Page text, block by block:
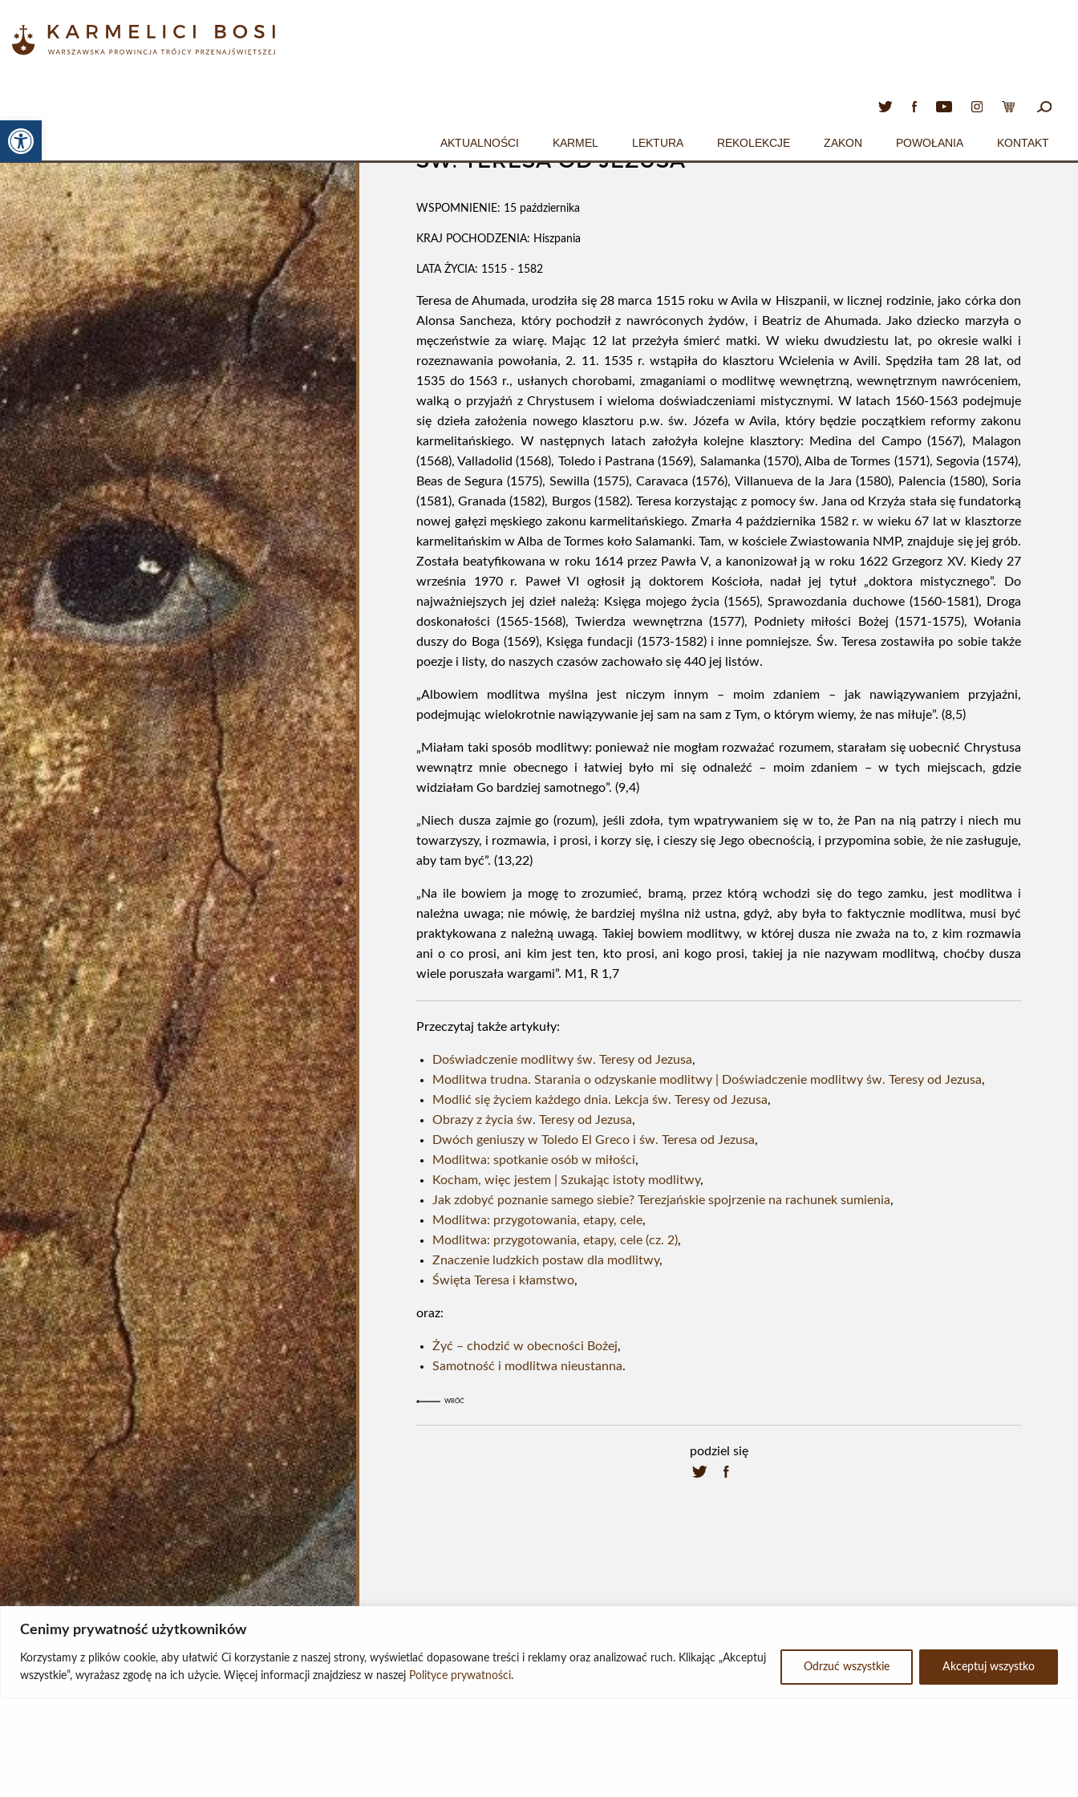
Otwórz pasek narzędzi
Cenimy prywatność użytkowników
Korzystamy z plików cookie, aby ułatwić Ci korzystanie z naszej strony, wyświetlać dopasowane treści i reklamy oraz analizować ruch. Klikając „Akceptuj
wszystkie”, wyrażasz zgodę na ich użycie. Więcej informacji znajdziesz w naszej Polityce prywatności.
Odrzuć wszystkie Akceptuj wszystko
AKTUALNOŚCI KARMEL LEKTURA REKOLEKCJE ZAKON POWOŁANIA KONTAKT
ŚW. TERESA OD JEZUSA
WSPOMNIENIE: 15 października
KRAJ POCHODZENIA: Hiszpania
LATA ŻYCIA: 1515 - 1582
Teresa de Ahumada, urodziła się 28 marca 1515 roku w Avila w Hiszpanii, w licznej rodzinie, jako córka don
Alonsa Sancheza, który pochodził z nawróconych żydów, i Beatriz de Ahumada. Jako dziecko marzyła o
męczeństwie za wiarę. Mając 12 lat przeżyła śmierć matki. W wieku dwudziestu lat, po okresie walki i
rozeznawania powołania, 2. 11. 1535 r. wstąpiła do klasztoru Wcielenia w Avili. Spędziła tam 28 lat, od
1535 do 1563 r., usłanych chorobami, zmaganiami o modlitwę wewnętrzną, wewnętrznym nawróceniem,
walką o przyjaźń z Chrystusem i wieloma doświadczeniami mistycznymi. W latach 1560-1563 podejmuje
się dzieła założenia nowego klasztoru p.w. św. Józefa w Avila, który będzie początkiem reformy zakonu
karmelitańskiego. W następnych latach założyła kolejne klasztory: Medina del Campo (1567), Malagon
(1568), Valladolid (1568), Toledo i Pastrana (1569), Salamanka (1570), Alba de Tormes (1571), Segovia (1574),
Beas de Segura (1575), Sewilla (1575), Caravaca (1576), Villanueva de la Jara (1580), Palencia (1580), Soria
(1581), Granada (1582), Burgos (1582). Teresa korzystając z pomocy św. Jana od Krzyża stała się fundatorką
nowej gałęzi męskiego zakonu karmelitańskiego. Zmarła 4 października 1582 r. w wieku 67 lat w klasztorze
karmelitańskim w Alba de Tormes koło Salamanki. Tam, w kościele Zwiastowania NMP, znajduje się jej grób.
Została beatyfikowana w roku 1614 przez Pawła V, a kanonizował ją w roku 1622 Grzegorz XV. Kiedy 27
września 1970 r. Paweł VI ogłosił ją doktorem Kościoła, nadał jej tytuł „doktora mistycznego”. Do
najważniejszych jej dzieł należą: Księga mojego życia (1565), Sprawozdania duchowe (1560-1581), Droga
doskonałości (1565-1568), Twierdza wewnętrzna (1577), Podniety miłości Bożej (1571-1575), Wołania
duszy do Boga (1569), Księga fundacji (1573-1582) i inne pomniejsze. Św. Teresa zostawiła po sobie także
poezje i listy, do naszych czasów zachowało się 440 jej listów.
„Albowiem modlitwa myślna jest niczym innym – moim zdaniem – jak nawiązywaniem przyjaźni,
podejmując wielokrotnie nawiązywanie jej sam na sam z Tym, o którym wiemy, że nas miłuje”. (8,5)
„Miałam taki sposób modlitwy: ponieważ nie mogłam rozważać rozumem, starałam się uobecnić Chrystusa
wewnątrz mnie obecnego i łatwiej było mi się odnaleźć – moim zdaniem – w tych miejscach, gdzie
widziałam Go bardziej samotnego”. (9,4)
„Niech dusza zajmie go (rozum), jeśli zdoła, tym wpatrywaniem się w to, że Pan na nią patrzy i niech mu
towarzyszy, i rozmawia, i prosi, i korzy się, i cieszy się Jego obecnością, i przypomina sobie, że nie zasługuje,
aby tam być”. (13,22)
„Na ile bowiem ja mogę to zrozumieć, bramą, przez którą wchodzi się do tego zamku, jest modlitwa i
należna uwaga; nie mówię, że bardziej myślna niż ustna, gdyż, aby była to faktycznie modlitwa, musi być
praktykowana z należną uwagą. Takiej bowiem modlitwy, w której dusza nie zważa na to, z kim rozmawia
ani o co prosi, ani kim jest ten, kto prosi, ani kogo prosi, takiej ja nie nazywam modlitwą, choćby dusza
wiele poruszała wargami”. M1, R 1,7
Przeczytaj także artykuły:
Doświadczenie modlitwy św. Teresy od Jezusa,
Modlitwa trudna. Starania o odzyskanie modlitwy | Doświadczenie modlitwy św. Teresy od Jezusa,
Modlić się życiem każdego dnia. Lekcja św. Teresy od Jezusa,
Obrazy z życia św. Teresy od Jezusa,
Dwóch geniuszy w Toledo El Greco i św. Teresa od Jezusa,
Modlitwa: spotkanie osób w miłości,
Kocham, więc jestem | Szukając istoty modlitwy,
Jak zdobyć poznanie samego siebie? Terezjańskie spojrzenie na rachunek sumienia,
Modlitwa: przygotowania, etapy, cele,
Modlitwa: przygotowania, etapy, cele (cz. 2),
Znaczenie ludzkich postaw dla modlitwy,
Święta Teresa i kłamstwo,
oraz:
Żyć – chodzić w obecności Bożej,
Samotność i modlitwa nieustanna.
WRÓĆ
podziel się